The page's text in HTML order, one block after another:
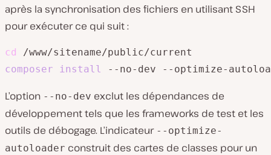
après la synchronisation des fichiers en utilisant SSH
pour exécuter ce qui suit :
cd
composer
install
L’option --no-dev exclut les dépendances de
développement tels que les frameworks de test et les
outils de débogage. L’indicateur --optimize-
autoloader construit des cartes de classes pour un